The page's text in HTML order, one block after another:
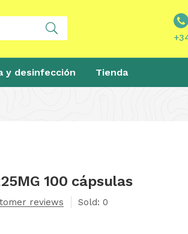
y desinfección Tienda
100 cápsulas
reviews Sold: 0